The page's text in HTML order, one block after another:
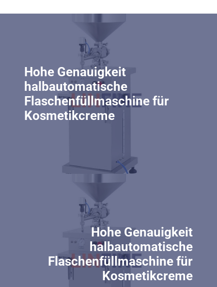
Hohe Genauigkeit
halbautomatische
Flaschenfüllmaschine für
Kosmetikcreme
Hohe Genauigkeit
halbautomatische
Flaschenfüllmaschine für
Kosmetikcreme